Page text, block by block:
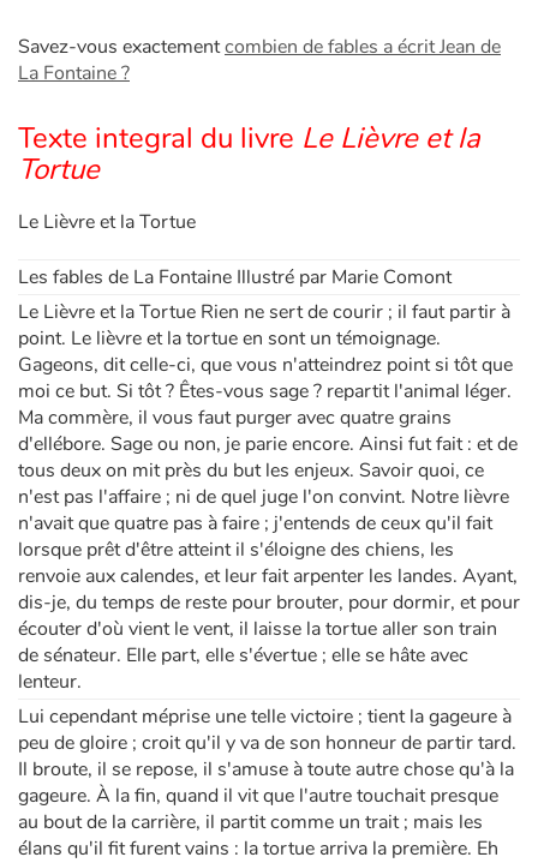
Savez-vous exactementcombien de fables a écrit Jean de
La Fontaine ?
Texte integral du livre Le Lièvre et la
Tortue
Le Lièvre et la Tortue
Les fables de La Fontaine Illustré par Marie Comont
Le Lièvre et la Tortue Rien ne sert de courir ; il faut partir à
point. Le lièvre et la tortue en sont un témoignage.
Gageons, dit celle-ci, que vous n'atteindrez point si tôt que
moi ce but. Si tôt ? Êtes-vous sage ? repartit l'animal léger.
Ma commère, il vous faut purger avec quatre grains
d'ellébore. Sage ou non, je parie encore. Ainsi fut fait : et de
tous deux on mit près du but les enjeux. Savoir quoi, ce
n'est pas l'affaire ; ni de quel juge l'on convint. Notre lièvre
n'avait que quatre pas à faire ; j'entends de ceux qu'il fait
lorsque prêt d'être atteint il s'éloigne des chiens, les
renvoie aux calendes, et leur fait arpenter les landes. Ayant,
dis-je, du temps de reste pour brouter, pour dormir, et pour
écouter d'où vient le vent, il laisse la tortue aller son train
de sénateur. Elle part, elle s'évertue ; elle se hâte avec
lenteur.
Lui cependant méprise une telle victoire ; tient la gageure à
peu de gloire ; croit qu'il y va de son honneur de partir tard.
Il broute, il se repose, il s'amuse à toute autre chose qu'à la
gageure. À la fin, quand il vit que l'autre touchait presque
au bout de la carrière, il partit comme un trait ; mais les
élans qu'il fit furent vains : la tortue arriva la première. Eh